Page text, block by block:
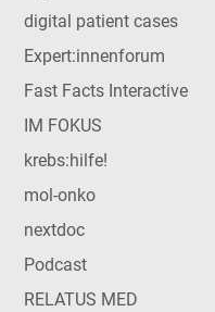
digital patient cases
Expert:innenforum
Fast Facts Interactive
IM FOKUS
krebs:hilfe!
mol-onko
nextdoc
Podcast
RELATUS MED